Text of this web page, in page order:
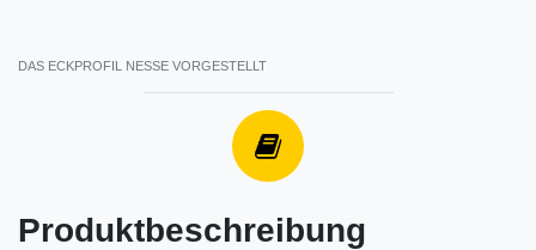
DAS ECKPROFIL NESSE VORGESTELLT
Produktbeschreibung